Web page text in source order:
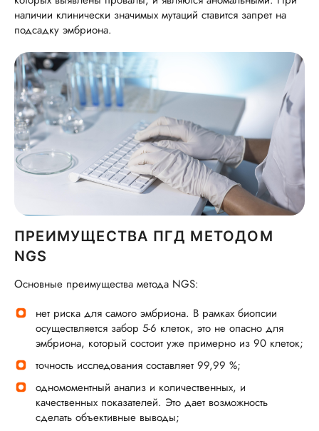
наличии клинически значимых мутаций ставится запрет на
подсадку эмбриона.
ПРЕИМУЩЕСТВА ПГД МЕТОДОМ
NGS
Основные преимущества метода NGS:
нет риска для самого эмбриона. В рамках биопсии
осуществляется забор 5-6 клеток, это не опасно для
эмбриона, который состоит уже примерно из 90 клеток;
точность исследования составляет 99,99 %;
одномоментный анализ и количественных, и
качественных показателей. Это дает возможность
сделать объективные выводы;